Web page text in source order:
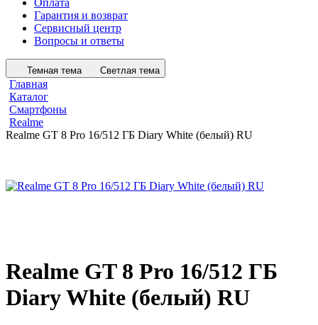
Оплата
Гарантия и возврат
Сервисный центр
Вопросы и ответы
Темная тема Светлая тема
Главная
Каталог
Смартфоны
Realme
Realme GT 8 Pro 16/512 ГБ Diary White (белый) RU
Realme GT 8 Pro 16/512 ГБ
Diary White (белый) RU